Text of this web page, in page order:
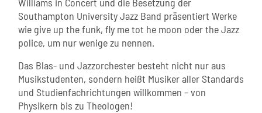
Southampton University Jazz Band präsentiert Werke
wie give up the funk, fly me tot he moon oder the Jazz
police, um nur wenige zu nennen.
Das Blas- und Jazzorchester besteht nicht nur aus
Musikstudenten, sondern heißt Musiker aller Standards
und Studienfachrichtungen willkommen – von
Physikern bis zu Theologen!